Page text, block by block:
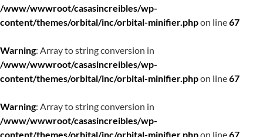
/www/wwwroot/casasincreibles/wp-
content/themes/orbital/inc/orbital-minifier.phpon line67
Warning: Array to string conversion in
/www/wwwroot/casasincreibles/wp-
content/themes/orbital/inc/orbital-minifier.phpon line67
Warning: Array to string conversion in
/www/wwwroot/casasincreibles/wp-
content/themes/orbital/inc/orbital-minifier.phpon line67